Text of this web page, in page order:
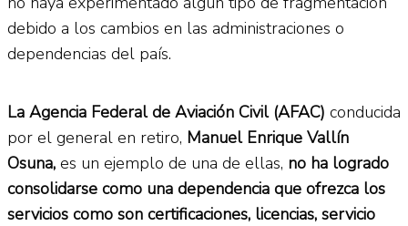
debido a los cambios en las administraciones o
dependencias del país.
La Agencia Federal de Aviación Civil (AFAC) conducida
por el general en retiro, Manuel Enrique Vallín
Osuna, es un ejemplo de una de ellas, no ha logrado
consolidarse como una dependencia que ofrezca los
servicios como son certificaciones, licencias, servicio